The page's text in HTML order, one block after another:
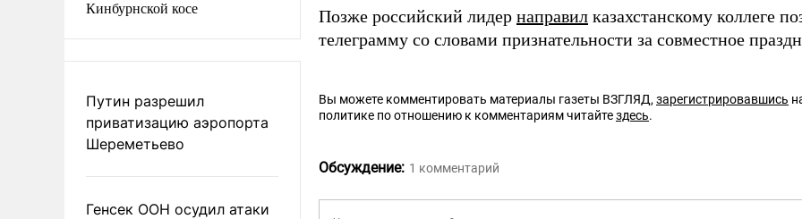
Кинбурнской косе
Путин разрешил
приватизацию аэропорта
Шереметьево
Генсек ООН осудил атаки
Позже российский лидер направил казахстанскому коллеге
телеграмму со словами признательности за совместное
Вы можете комментировать материалы газеты ВЗГЛЯД, зарегистрировавшись
политике по отношению к комментариям читайтездесь.
Обсуждение: 1 комментарий